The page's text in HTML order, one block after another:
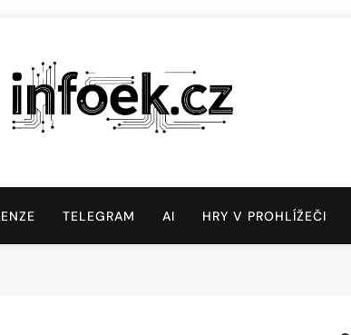
TELEGRAM AI HRY V PROHLÍŽEČI